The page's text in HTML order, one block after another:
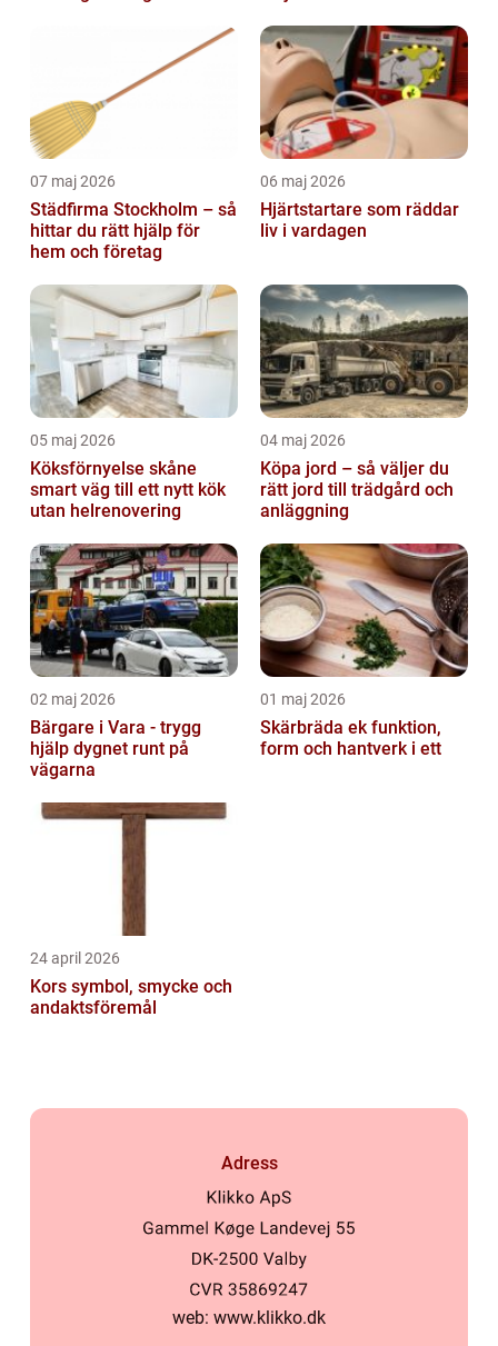
07 maj 2026
Städfirma Stockholm – så
hittar du rätt hjälp för
hem och företag
06 maj 2026
Hjärtstartare som räddar
liv i vardagen
05 maj 2026
Köksförnyelse skåne
smart väg till ett nytt kök
utan helrenovering
04 maj 2026
Köpa jord – så väljer du
rätt jord till trädgård och
anläggning
02 maj 2026
Bärgare i Vara - trygg
hjälp dygnet runt på
vägarna
01 maj 2026
Skärbräda ek funktion,
form och hantverk i ett
24 april 2026
Kors symbol, smycke och
andaktsföremål
Adress
web: www.klikko.dk